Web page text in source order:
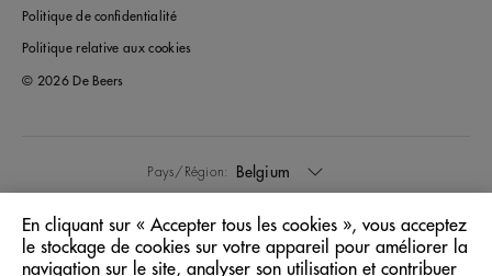
Politique de confidentialité
Politique relative aux cookies
© 2026 De Beers
Pays/Région: Belgium
Langue: Français
En cliquant sur « Accepter tous les cookies », vous acceptez
le stockage de cookies sur votre appareil pour améliorer la
navigation sur le site, analyser son utilisation et contribuer